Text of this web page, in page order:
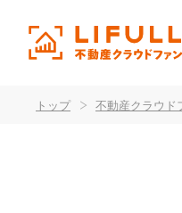
トップ > 不動産クラウド